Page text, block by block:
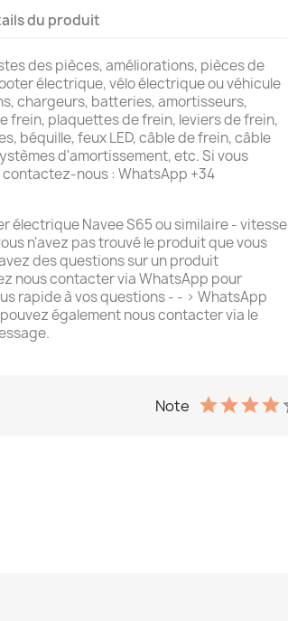
du produit
des pièces, améliorations, pièces de
électrique, vélo électrique ou véhicule
chargeurs, batteries, amortisseurs,
frein, plaquettes de frein, leviers de frein,
béquille, feux LED, câble de frein, câble
d'amortissement, etc. Si vous
nous : WhatsApp +34
électrique Navee S65 ou similaire - vitesse
n'avez pas trouvé le produit que vous
des questions sur un produit
nous contacter via WhatsApp pour
rapide à vos questions - - > WhatsApp
également nous contacter via le
Note